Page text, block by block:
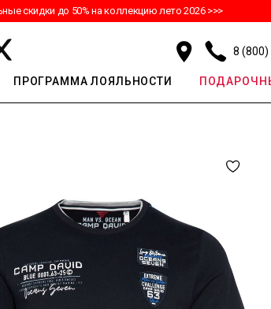
скидки до 50% на коллекцию лето 2026 >>>
8 (800)
ПРОГРАММА ЛОЯЛЬНОСТИ